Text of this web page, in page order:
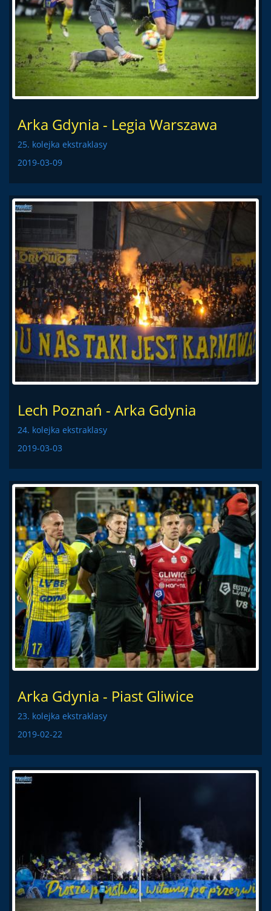
Arka Gdynia - Legia Warszawa
25. kolejka ekstraklasy
2019-03-09
Lech Poznań - Arka Gdynia
24. kolejka ekstraklasy
2019-03-03
Arka Gdynia - Piast Gliwice
23. kolejka ekstraklasy
2019-02-22